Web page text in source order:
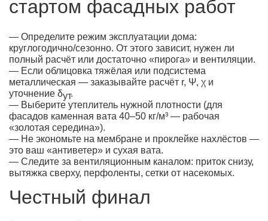
стартом фасадных работ
— Определите режим эксплуатации дома:
круглогодично/сезонно. От этого зависит, нужен ли
полный расчёт или достаточно «пирога» и вентиляции.
— Если облицовка тяжёлая или подсистема
металлическая — заказывайте расчёт r, Ψ, χ и
уточнение δут.
— Выберите утеплитель нужной плотности (для
фасадов каменная вата 40–50 кг/м³ — рабочая
«золотая середина»).
— Не экономьте на мембране и проклейке нахлёстов —
это ваш «антиветер» и сухая вата.
— Следите за вентиляционным каналом: приток снизу,
вытяжка сверху, перфоленты, сетки от насекомых.
Честный финал